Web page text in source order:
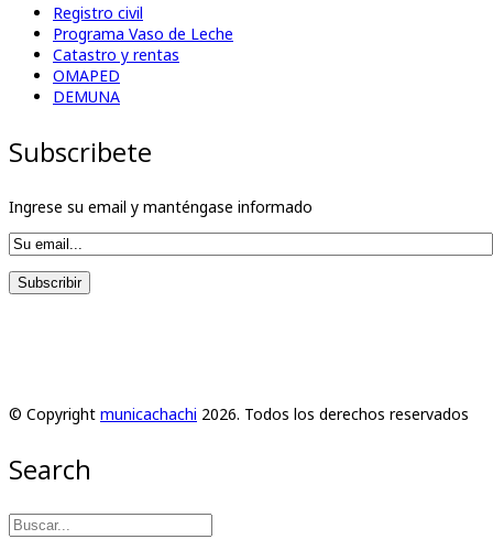
Registro civil
Programa Vaso de Leche
Catastro y rentas
OMAPED
DEMUNA
Subscribete
Ingrese su email y manténgase informado
© Copyright municachachi 2026. Todos los derechos reservados
Search